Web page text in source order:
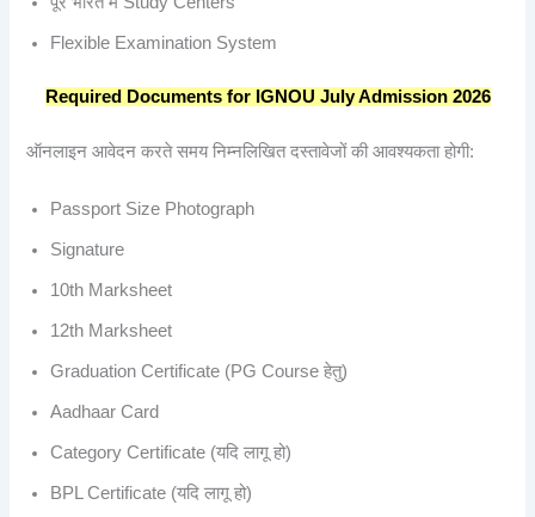
Flexible Examination System
Required Documents for IGNOU July Admission 2026
ऑनलाइन आवेदन करते समय निम्नलिखित दस्तावेजों की आवश्यकता होगी:
Passport Size Photograph
Signature
10th Marksheet
12th Marksheet
Graduation Certificate (PG Course हेतु)
Aadhaar Card
Category Certificate (यदि लागू हो)
BPL Certificate (यदि लागू हो)